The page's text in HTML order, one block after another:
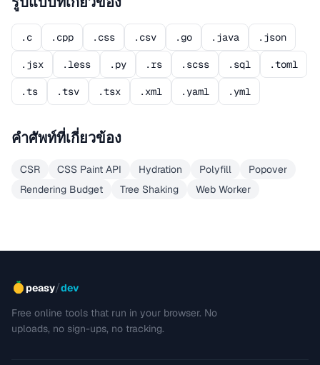
.c .cpp .css .csv .go .java .json
.jsx .less .py .rs .scss .sql .toml
.ts .tsv .tsx .xml .yaml .yml
คำศัพท์ที่เกี่ยวข้อง
CSR CSS Paint API Hydration Polyfill
Popover
Rendering Budget
Tree Shaking Web Worker
peasy/dev
Free online tools that run in your browser. No
uploads, no sign-ups, no tracking.